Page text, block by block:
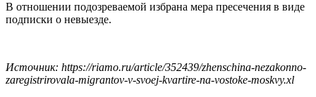
В отношении подозреваемой избрана мера пресечения в виде
подписки о невыезде.
Источник: https://riamo.ru/article/352439/zhenschina-nezakonno-
zaregistrirovala-migrantov-v-svoej-kvartire-na-vostoke-moskvy.xl